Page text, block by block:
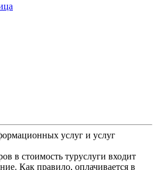
услуг и услуг
в стоимость туруслуги входит
Как правило, оплачивается в